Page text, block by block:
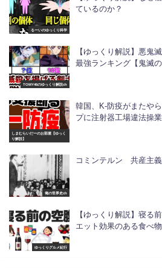
るーいのゆっくり科学
ているのか？
TOMY46のゆっくり解説ch
【ゆっくり解説】悪鬼
最強ランキング【鬼滅の
しまむらいだーのお部屋【ゆっく
り解説】
韓国、K-防疫がまたや
プに注射器工場違法操
俺の世界史ch
コミンテルン 共産主
ゆっくりグルメ紀行
【ゆっくり解説】寝る
エット効果のある食べ